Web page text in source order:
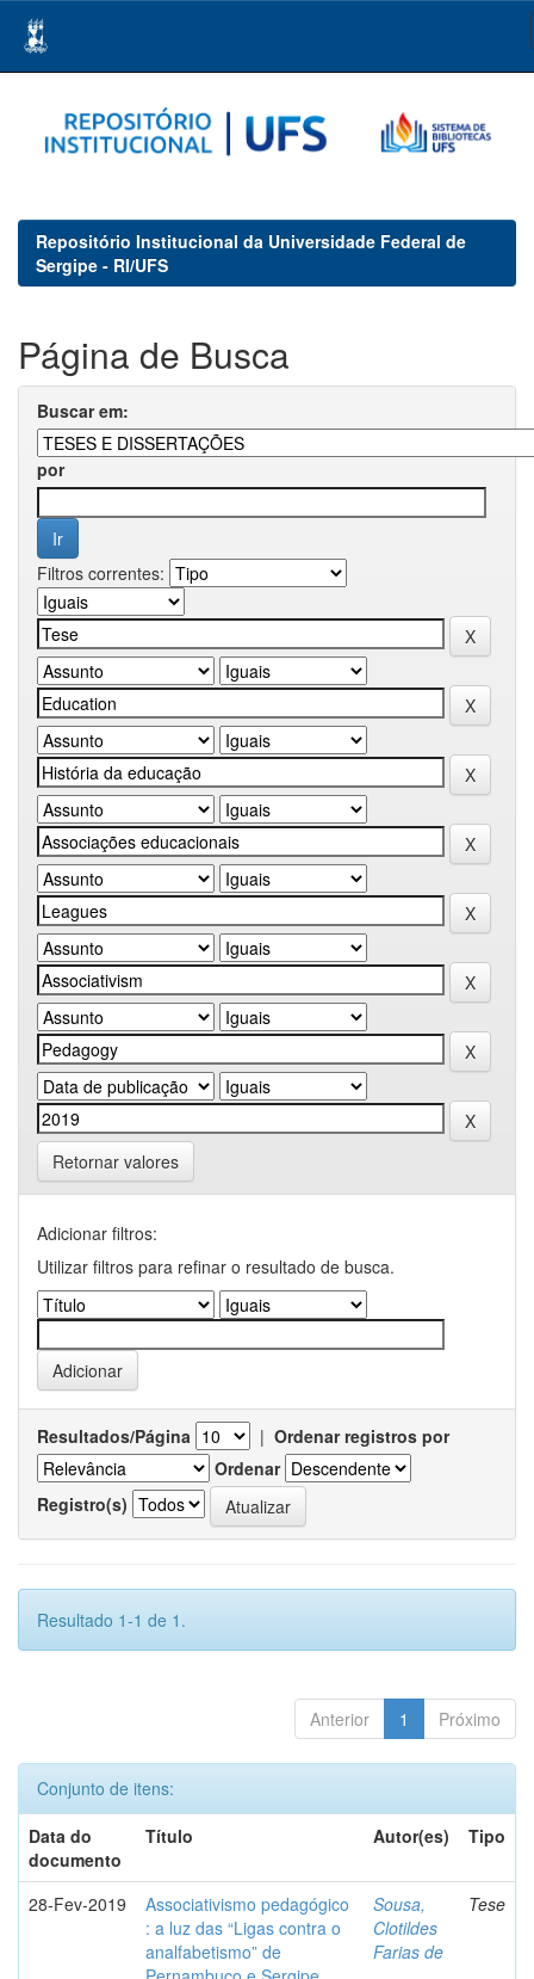
navigation
Repositório Institucional da Universidade Federal de
Sergipe - RI/UFS
Página de Busca
Buscar em:
por
Filtros correntes:
Retornar valores
Adicionar filtros:
Utilizar filtros para refinar o resultado de busca.
Resultados/Página | Ordenar registros por
Ordenar
Registro(s)
Resultado 1-1 de 1.
Anterior 1 Próximo
Conjunto de itens:
Data do
documento
Título Autor(es) Tipo
28-Fev-2019
Associativismo pedagógico
: a luz das “Ligas contra o
analfabetismo” de
Sousa,
Clotildes
Farias de
Tese